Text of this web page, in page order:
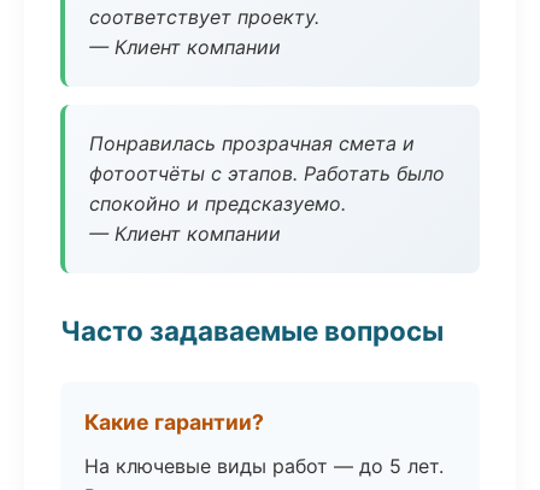
соответствует проекту.
— Клиент компании
Понравилась прозрачная смета и
фотоотчёты с этапов. Работать было
спокойно и предсказуемо.
— Клиент компании
Часто задаваемые вопросы
Какие гарантии?
На ключевые виды работ — до 5 лет.